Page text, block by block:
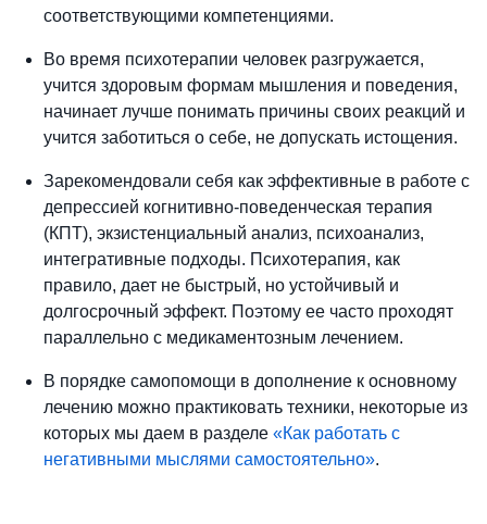
соответствующими компетенциями.
Во время психотерапии человек разгружается,
учится здоровым формам мышления и поведения,
начинает лучше понимать причины своих реакций и
учится заботиться о себе, не допускать истощения.
Зарекомендовали себя как эффективные в работе с
депрессией когнитивно-поведенческая терапия
(КПТ), экзистенциальный анализ, психоанализ,
интегративные подходы. Психотерапия, как
правило, дает не быстрый, но устойчивый и
долгосрочный эффект. Поэтому ее часто проходят
параллельно с медикаментозным лечением.
В порядке самопомощи в дополнение к основному
лечению можно практиковать техники, некоторые из
которых мы даем в разделе «Как работать с
негативными мыслями самостоятельно».